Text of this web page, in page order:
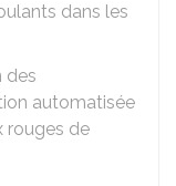
dans les
des
automatisée
rouges de